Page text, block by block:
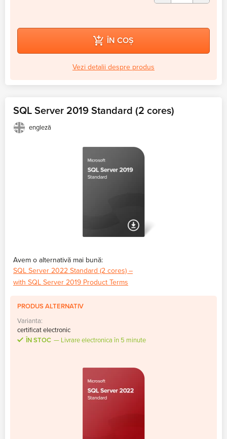
ÎN COȘ
Vezi detalii despre produs
SQL Server 2019 Standard (2 cores)
engleză
Avem o alternativă mai bună:
SQL Server 2022 Standard (2 cores) –
with SQL Server 2019 Product Terms
PRODUS ALTERNATIV
Varianta:
certificat electronic
ÎN STOC
Livrare electronica în 5 minute